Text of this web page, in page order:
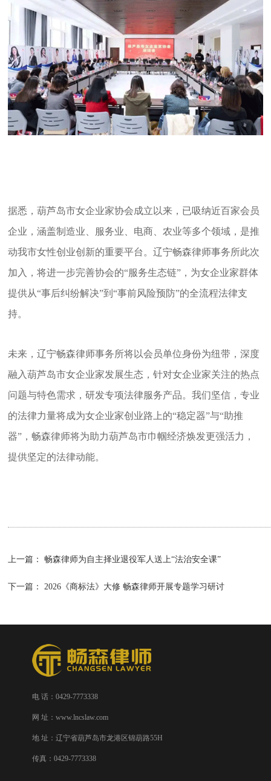
据悉，葫芦岛市女企业家协会成立以来，已吸纳近百家会员
企业，涵盖制造业、服务业、电商、农业等多个领域，是推
动我市女性创业创新的重要平台。辽宁畅森律师事务所此次
加入，将进一步完善协会的“服务生态链”，为女企业家群体
提供从“事后纠纷解决”到“事前风险预防”的全流程法律支
持。
未来，辽宁畅森律师事务所将以会员单位身份为纽带，深度
融入葫芦岛市女企业家发展生态，针对女企业家关注的热点
问题与特色需求，研发专项法律服务产品。我们坚信，专业
的法律力量将成为女企业家创业路上的“稳定器”与“助推
器”，畅森律师将为助力葫芦岛市巾帼经济焕发更强活力，
提供坚定的法律动能。
上一篇：畅森律师为自主择业退役军人送上“法治安全课”
下一篇：2026《商标法》大修 畅森律师开展专题学习研讨
电 话：0429-7773338
网 址：www.lncslaw.com
地 址：辽宁省葫芦岛市龙港区锦葫路55H
传真：0429-7773338